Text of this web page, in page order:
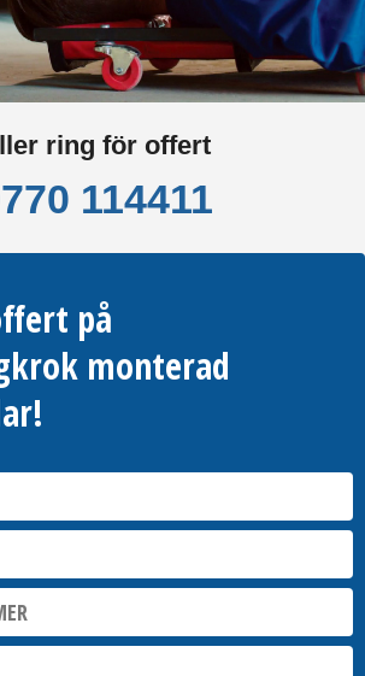
ring för offert
114411
på
monterad